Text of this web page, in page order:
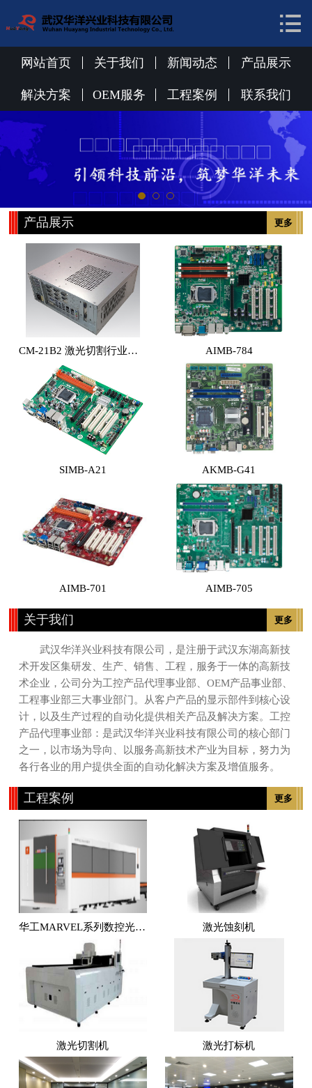
关于我们
新闻动态
解决方案
OEM服务
工程案例
联系我们

网站首页 关于我们 新闻动态 产品展示
解决方案 OEM服务 工程案例 联系我们
更多
产品展示
CM-21B2 激光切割行业专用工控机 （体积小，性能高，价格实惠） AIMB-784
SIMB-A21 AKMB-G41
AIMB-701 AIMB-705
更多
关于我们
武汉华洋兴业科技有限公司，是注册于武汉东湖高新技
术开发区集研发、生产、销售、工程，服务于一体的高新技
术企业，公司分为工控产品代理事业部、OEM产品事业部、
工程事业部三大事业部门。从客户产品的显示部件到核心设
计，以及生产过程的自动化提供相关产品及解决方案。工控
产品代理事业部：是武汉华洋兴业科技有限公司的核心部门
之一，以市场为导向、以服务高新技术产业为目标，努力为
各行各业的用户提供全面的自动化解决方案及增值服务。
更多
工程案例
华工MARVEL系列数控光纤激光切割机 激光蚀刻机
激光切割机 激光打标机